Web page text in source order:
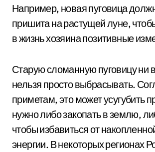
Например, новая пуговица
пришита на растущей луне,
в жизнь хозяина позитивные
Старую сломанную пуговицу ни
нельзя просто выбрасывать.
приметам, это может усугубить
нужно либо закопать в землю,
чтобы избавиться от
энергии. В некоторых регионах